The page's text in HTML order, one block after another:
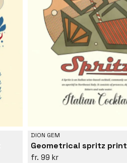
DION GEM
Geometrical spritz print
99 kr